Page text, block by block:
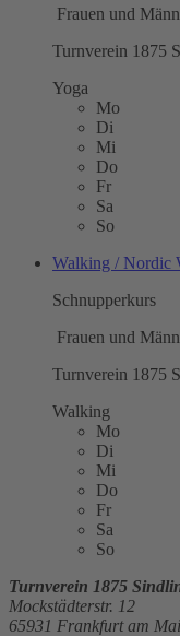
Frauen und
Turnverein 1875
Yoga
Mo
Di
Mi
Do
Fr
Sa
So
Walking / Nordic
Schnupperkurs
Frauen und
Turnverein 1875
Walking
Mo
Di
Mi
Do
Fr
Sa
So
Turnverein 1875
Mockstädterstr. 12
65931 Frankfurt am